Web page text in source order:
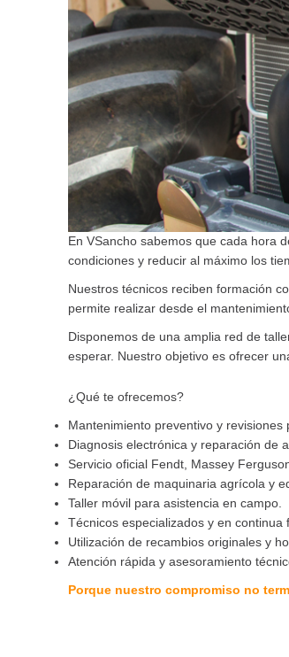
En VSancho sabemos que cada hora
condiciones y reducir al máximo los
Nuestros técnicos reciben formación
permite realizar desde el
Disponemos de una amplia red de
esperar. Nuestro objetivo es ofrecer
¿Qué te ofrecemos?
Mantenimiento preventivo y revisiones
Diagnosis electrónica y reparación de
Servicio oficial Fendt, Massey
Reparación de maquinaria agrícola y
Taller móvil para asistencia en campo.
Técnicos especializados y en continua
Utilización de recambios originales y
Atención rápida y asesoramiento
Porque nuestro compromiso no